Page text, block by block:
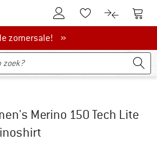
De klantenaccount
Naar deNaar de
zomersale!
zomersale! »
Merino 150 Tech Lite